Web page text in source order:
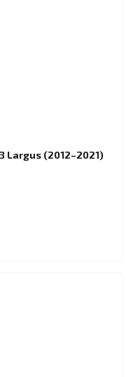
Largus (2012–2021)